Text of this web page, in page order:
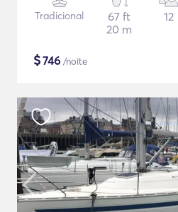
Tradicional
67 ft
20 m
12
$746 /noite